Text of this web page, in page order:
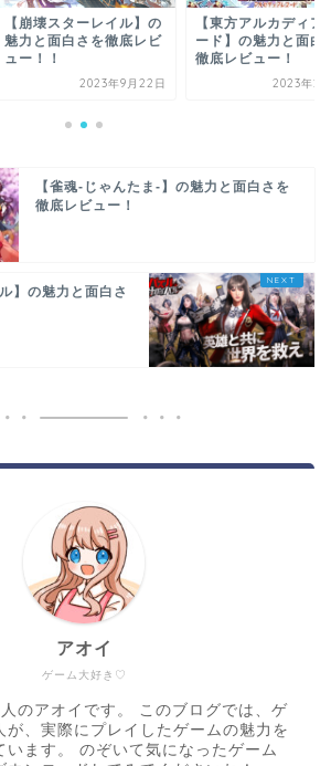
【崩壊スターレイル】の
魅力と面白さを徹底レビ
ュー！！
2023年9月22日
【東方アルカディア
ード】の魅力と面白
徹底レビュー！
2023年2
【雀魂-じゃんたま-】の魅力と面白さを
徹底レビュー！
】の魅力と面白さ
ゲーム大好き♡
アオイ
のアオイです。 このブログでは、ゲ
が、実際にプレイしたゲームの魅力を
います。 のぞいて気になったゲーム